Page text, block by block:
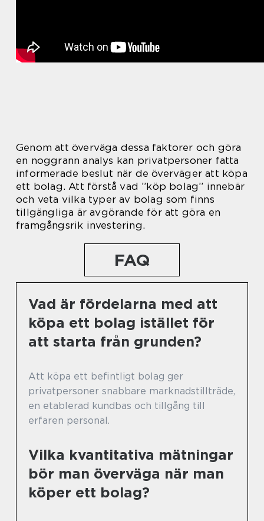
Genom att överväga dessa faktorer och göra
en noggrann analys kan privatpersoner fatta
informerade beslut när de överväger att köpa
ett bolag. Att förstå vad ”köp bolag” innebär
och veta vilka typer av bolag som finns
tillgängliga är avgörande för att göra en
framgångsrik investering.
FAQ
Vad är fördelarna med att
köpa ett bolag istället för
att starta från grunden?
Att köpa ett befintligt bolag ger
privatpersoner snabbare marknadstillträde,
en etablerad kundbas och tillgång till
erfaren personal.
Vilka kvantitativa mätningar
bör man överväga när man
köper ett bolag?